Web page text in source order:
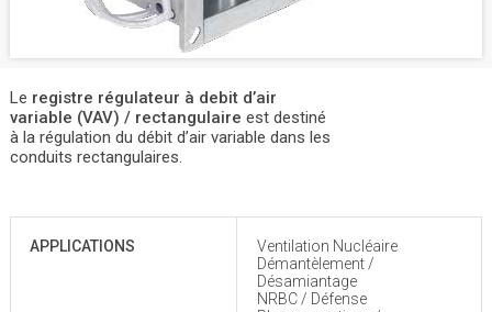
Le registre régulateur à debit d’air
variable (VAV) / rectangulaire est destiné
à la régulation du débit d’air variable dans les
conduits rectangulaires.
APPLICATIONS
Ventilation Nucléaire
Démantèlement /
Désamiantage
NRBC / Défense